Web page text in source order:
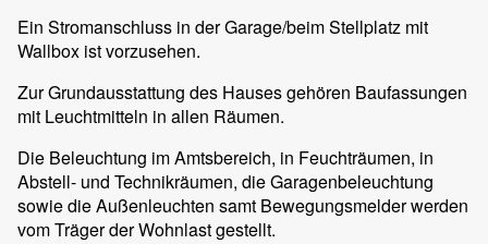
Ein Stromanschluss in der Garage/beim Stellplatz mit
Wallbox ist vorzusehen.
Zur Grundausstattung des Hauses gehören Baufassungen
mit Leuchtmitteln in allen Räumen.
Die Beleuchtung im Amtsbereich, in Feuchträumen, in
Abstell- und Technikräumen, die Garagenbeleuchtung
sowie die Außenleuchten samt Bewegungsmelder werden
vom Träger der Wohnlast gestellt.